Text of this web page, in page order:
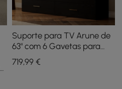
Suporte para TV Arune de
63" com 6 Gavetas para
Armazenamento
719,99€